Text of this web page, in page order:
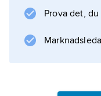
dag.
Prova det,